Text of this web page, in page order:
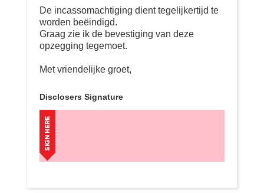
De incassomachtiging dient tegelijkertijd te
worden beëindigd.
Graag zie ik de bevestiging van deze
opzegging tegemoet.
Met vriendelijke groet,
Disclosers Signature